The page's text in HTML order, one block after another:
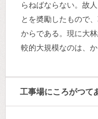
らねばならない。故
とを奬勵したもので
からである。現に大
較的大規模なのは、
工事場にころがつて